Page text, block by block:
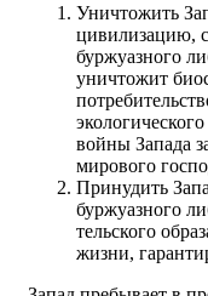
Уничтожить
цивилизацию,
буржуазного
уничтожит
войны Запада
мирового
Принудить
буржуазного
тель­ского
жизни,